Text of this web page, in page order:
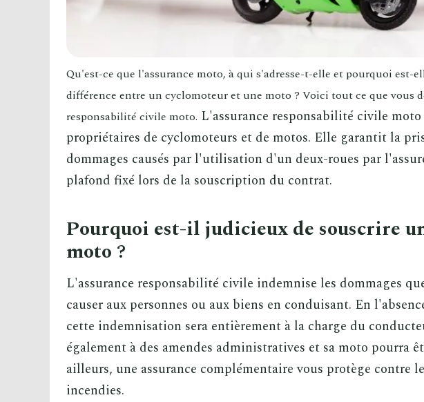
Qu'est-ce que l'assurance moto, à qui s'adresse-t-elle et pourquoi est-
différence entre un cyclomoteur et une moto ? Voici tout ce que vous
responsabilité civile moto. L'assurance responsabilité civile
propriétaires de cyclomoteurs et de motos. Elle garantit la
dommages causés par l'utilisation d'un deux-roues par
plafond fixé lors de la souscription du contrat.
Pourquoi est-il judicieux de souscrire
moto ?
L'assurance responsabilité civile indemnise les dommages
causer aux personnes ou aux biens en conduisant. En
cette indemnisation sera entièrement à la charge du
également à des amendes administratives et sa moto pourra
ailleurs, une assurance complémentaire vous protège contre
incendies.